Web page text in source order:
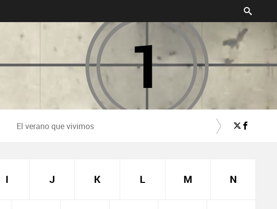
El verano que vivimos
I J K L M N